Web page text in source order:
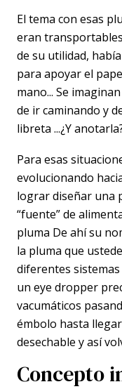
El tema con esas
eran
de su utilidad,
para apoyar el
mano... Se
de ir caminando y
libreta ...¿Y
Para esas
evolucionando
lograr diseñar una
“fuente” de
pluma De ahí su
la pluma que
diferentes
un eye dropper
vacumáticos
émbolo hasta
desechable y así
Concepto